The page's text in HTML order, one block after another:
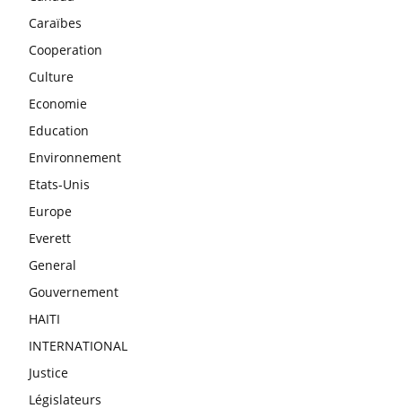
Caraïbes
Cooperation
Culture
Economie
Education
Environnement
Etats-Unis
Europe
Everett
General
Gouvernement
HAITI
INTERNATIONAL
Justice
Législateurs